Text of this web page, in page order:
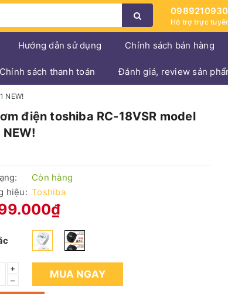
0989210930
Hỗ trợ trực
Hướng dẫn sử dụng Chính sách bán hàng
Chính sách thanh toán Đánh giá, review sản
NEW!
điện toshiba RC-18VSR model
Còn hàng
hiệu: Toshiba
+
–
MUA NGAY